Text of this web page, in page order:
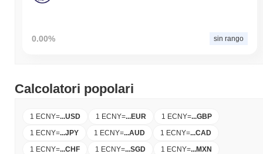
0.00% sin rango
Calcolatori popolari
1 ECNY=...USD 1 ECNY=...EUR 1 ECNY=...GBP
1 ECNY=...JPY 1 ECNY=...AUD 1 ECNY=...CAD
1 ECNY=...CHF 1 ECNY=...SGD 1 ECNY=...MXN